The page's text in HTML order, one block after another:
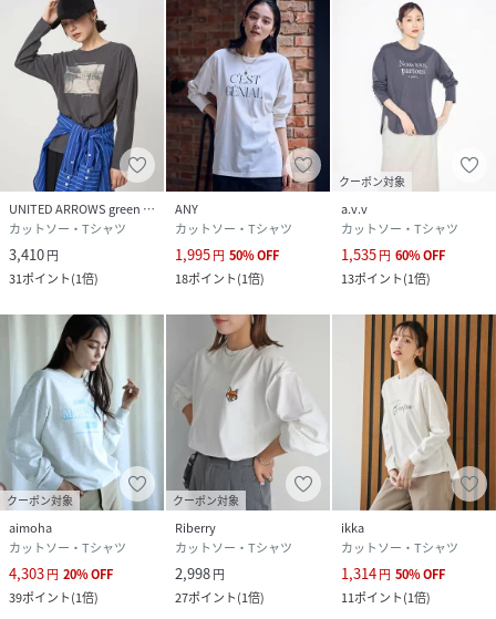
春/春服秋/秋服/冬/冬服/トップス/インナー/Tシャツ/ロンT/
ロゴ/ロゴデザイン/ロゴプリント/ロゴT/フォトプリント/フ
ォトT/長袖/シンプル/モノクロ/カジュアル/大人カジュアル/
きれいめカジュアル/キレイめ/ママさんコーデ/ラフ/楽ちん/
ゆったりシルエット/ルーズシルエット/オーバーサイズ/体型
カバー/華奢見え/細見え/高見え/おしゃれ見え/定番/デイリ
ー/ベーシック/マストアイテム/着回し/綿100％
model:158cm/size:L
性別タイプ レディース
原産国
素材 綿 100%
サイズ
品番
KC5946_RF
RF-0019-001-004 KC5946
UNITED ARROWS green label relaxing
カットソー・Tシャツ
3,410円
31ポイント(1倍)
ANY
カットソー・Tシャツ
1,995円 50%OFF
18ポイント(1倍)
クーポン対象
a.v.v
カットソー・Tシャツ
1,535円 60%OFF
13ポイント(1倍)
クーポン対象
aimoha
カットソー・Tシャツ
4,303円 20%OFF
39ポイント(1倍)
クーポン対象
Riberry
カットソー・Tシャツ
2,998円
27ポイント(1倍)
ikka
カットソー・Tシャツ
1,314円 50%OFF
11ポイント(1倍)